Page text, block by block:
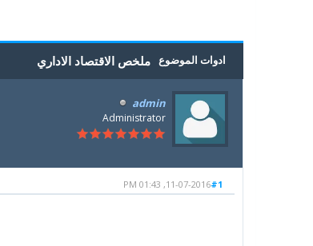
ادوات الموضوع ملخص الاقتصاد الاداري
admin
Administrator
#1
11-07-2016, 01:43 PM